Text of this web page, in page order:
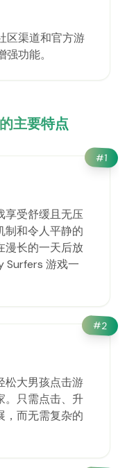
区渠道和官方游
功能。
主要特点
#1
享受舒缓且无压
制和令人平静的
漫长的一天后放
Surfers 游戏一
#2
松大男孩点击游
。只需点击、升
，而无需复杂的